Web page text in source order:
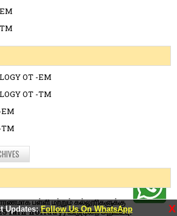
Updates:Follow Us On WhatsApp X
OT -EM
OT -TM
EM
TM
பள்ளி மற்றும் கல்லூரிகளுக்கு
rain holiday) விடுமுறை அறிவிப்பு.